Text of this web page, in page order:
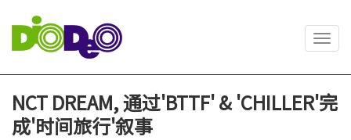
NCT DREAM, 通过'BTTF' & 'CHILLER'完
成'时间旅行'叙事